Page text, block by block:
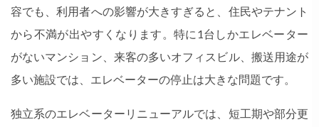
容でも、利用者への影響が大きすぎると、住民やテナント
から不満が出やすくなります。特に1台しかエレベーター
がないマンション、来客の多いオフィスビル、搬送用途が
多い施設では、エレベーターの停止は大きな問題です。
独立系のエレベーターリニューアルでは、短工期や部分更